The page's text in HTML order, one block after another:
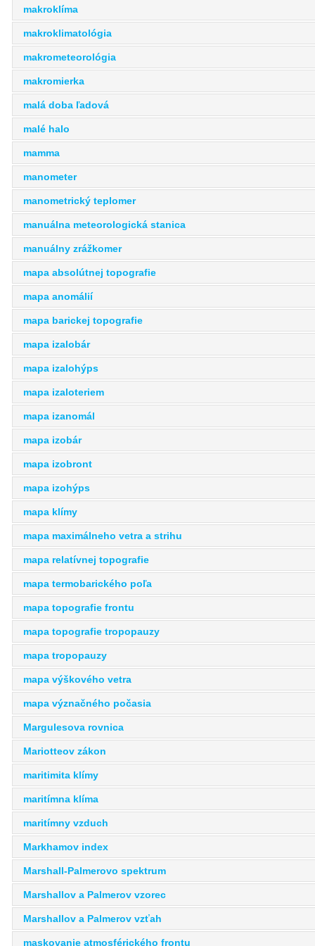
makroklíma
makroklimatológia
makrometeorológia
makromierka
malá doba ľadová
malé halo
mamma
manometer
manometrický teplomer
manuálna meteorologická stanica
manuálny zrážkomer
mapa absolútnej topografie
mapa anomálií
mapa barickej topografie
mapa izalobár
mapa izalohýps
mapa izaloteriem
mapa izanomál
mapa izobár
mapa izobront
mapa izohýps
mapa klímy
mapa maximálneho vetra a strihu
mapa relatívnej topografie
mapa termobarického poľa
mapa topografie frontu
mapa topografie tropopauzy
mapa tropopauzy
mapa výškového vetra
mapa význačného počasia
Margulesova rovnica
Mariotteov zákon
maritimita klímy
maritímna klíma
maritímny vzduch
Markhamov index
Marshall-Palmerovo spektrum
Marshallov a Palmerov vzorec
Marshallov a Palmerov vzťah
maskovanie atmosférického frontu